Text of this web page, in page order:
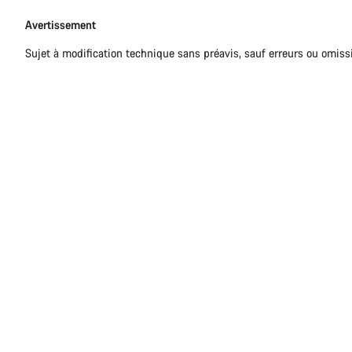
Avertissement
Sujet à modification technique sans préavis, sauf erreurs ou